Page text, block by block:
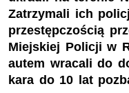
Zatrzymali ich
przestępczością
Miejskiej Policji w
autem wracali do
kara do 10 lat